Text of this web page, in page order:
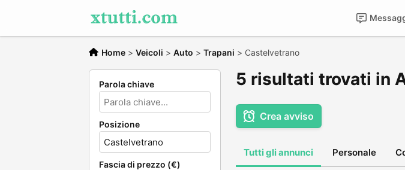
Home > Veicoli > Auto > Trapani > Castelvetrano
Parola chiave
Posizione
Fascia di prezzo (€)
5 risultati trovati in
Crea avviso
Tutti gli annunci Personale